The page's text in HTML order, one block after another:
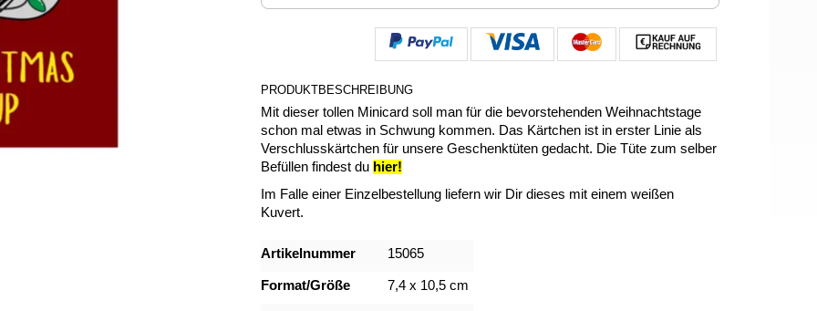
PRODUKTBESCHREIBUNG
Mit dieser tollen Minicard soll man für die bevorstehenden Weihnachtstage
schon mal etwas in Schwung kommen. Das Kärtchen ist in erster Linie als
Verschlusskärtchen für unsere Geschenktüten gedacht. Die Tüte zum selber
Befüllen findest du hier!
Im Falle einer Einzelbestellung liefern wir Dir dieses mit einem weißen
Kuvert.
Mehr
Artikelnummer 15065
Format/Größe 7,4 x 10,5 cm